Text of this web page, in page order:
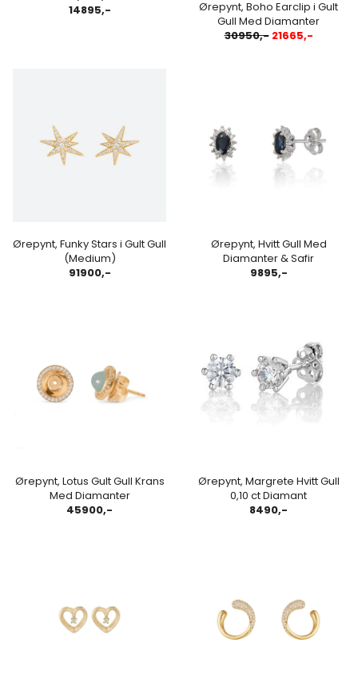
14895,-
Ørepynt, Boho Earclip i Gult
Gull Med Diamanter
30950,-21665,-
Ørepynt, Funky Stars i Gult Gull
(Medium)
91900,-
Ørepynt, Hvitt Gull Med
Diamanter & Safir
9895,-
Ørepynt, Lotus Gult Gull Krans
Med Diamanter
45900,-
Ørepynt, Margrete Hvitt Gull
0,10 ct Diamant
8490,-